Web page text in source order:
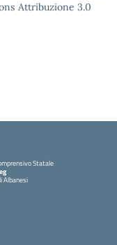
Attribuzione 3.0
Statale
Albanesi